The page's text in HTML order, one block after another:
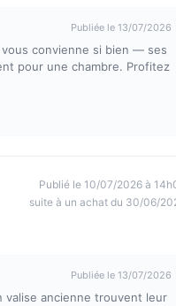
Publiée le 13/07/2026
vous convienne si bien — ses
pour une chambre. Profitez
Publié le 10/07/2026 à
suite à un achat du 30/06/
Publiée le 13/07/2026
valise ancienne trouvent leur